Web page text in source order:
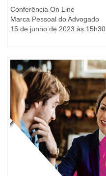
Conferência On Line
Marca Pessoal do Advogado
15 de junho de 2023 às 15h30